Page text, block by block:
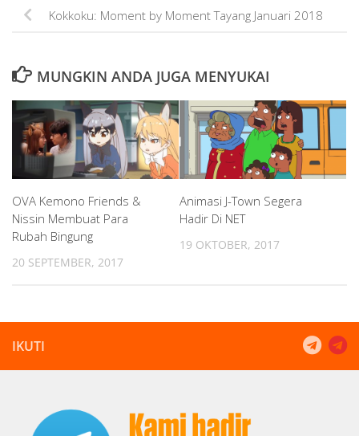
Kokkoku: Moment by Moment Tayang Januari 2018
MUNGKIN ANDA JUGA MENYUKAI
OVA Kemono Friends &
Nissin Membuat Para
Rubah Bingung
20 SEPTEMBER, 2017
Animasi J-Town Segera
Hadir Di NET
19 OKTOBER, 2017
IKUTI